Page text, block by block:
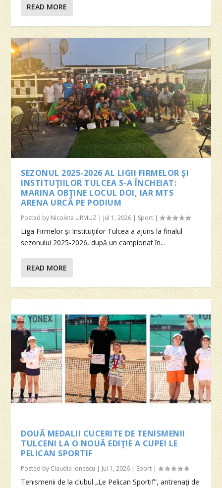
READ MORE
SEZONUL 2025-2026 AL LIGII FIRMELOR ŞI
INSTITUŢIILOR TULCEA S-A ÎNCHEIAT:
MARINA OBŢINE LOCUL DOI, IAR MTS
ARENA URCĂ PE PODIUM
Posted by Nicoleta URMUZ | Jul 1, 2026 | Sport |
Liga Firmelor şi Instituţiilor Tulcea a ajuns la finalul
sezonului 2025-2026, după un campionat în...
READ MORE
DOUĂ MEDALII CUCERITE DE TENISMENII
TULCENI LA O NOUĂ EDIŢIE A CUPEI LE
PELICAN SPORTIF
Posted by Claudia Ionescu Jul 1, 2026 Sport |
Tenismenii de la clubul „Le Pelican Sportif”, antrenaţi de